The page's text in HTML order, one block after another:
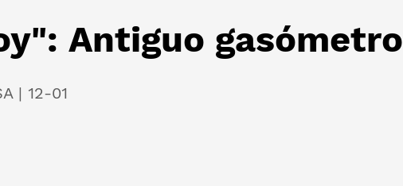
Antiguo gasómetro
| 12-01